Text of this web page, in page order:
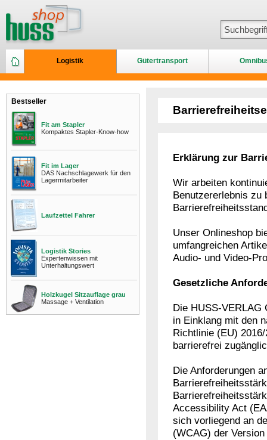
Logistik Gütertransport
Bestseller
Fit am Stapler
Kompaktes Stapler-Know-how
Fit im Lager
DAS Nachschlagewerk für den
Lagermitarbeiter
Laufzettel Fahrer
Logistik Stories
Expertenwissen mit
Unterhaltungswert
Holzkugel Sitzauflage grau
Massage + Ventilation
Erklärung zur
Wir arbeiten
Benutzererlebnis zu
Unser Onlineshop
umfangreichen
Audio- und Video-
Gesetzliche
Die HUSS-VERLAG
in Einklang mit den
Richtlinie (EU)
barrierefrei
Die Anforderungen
Accessibility Act
sich vorliegend an
(WCAG) der